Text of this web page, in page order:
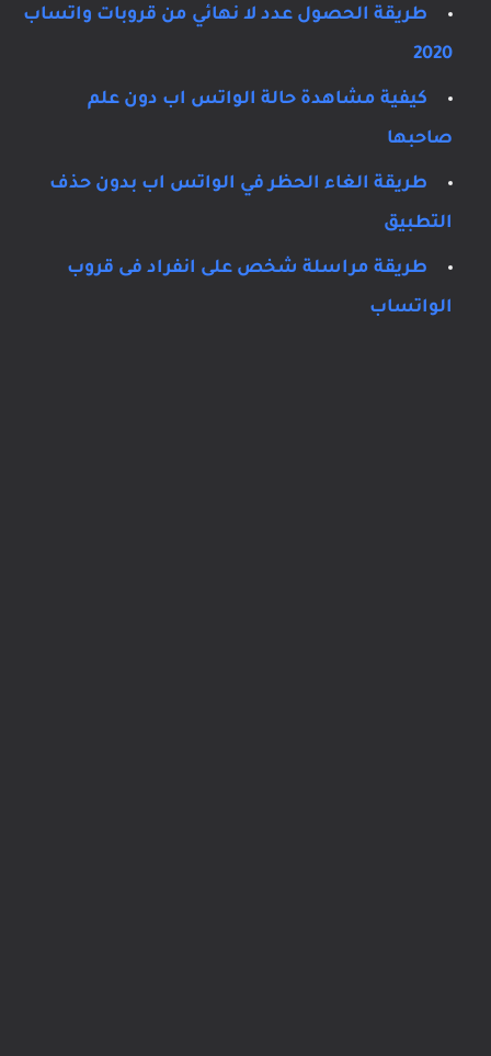
طريقة الحصول عدد لا نهائي من قروبات واتساب
2020
كيفية مشاهدة حالة الواتس اب دون علم
صاحبها
طريقة الغاء الحظر في الواتس اب بدون حذف
التطبيق
طريقة مراسلة شخص على انفراد فى قروب
الواتساب